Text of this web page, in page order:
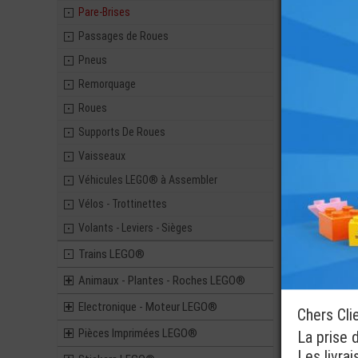
Pare-Brises
Passages de Roues
Pneus
Remorquage
Roues
Supports De Roues
Vaisseaux
Véhicules LEGO® à Assembler
Vélos - Trottinettes
Volants - Leviers - Sièges
Trains LEGO®
Animaux - Plantes - Roches LEGO®
Electronique - Moteur LEGO®
Pièces Imprimées LEGO®
Chers
La prise